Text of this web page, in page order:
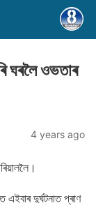
ঘৰলৈ ওভতাৰ
4 years ago
এইবাৰ দুৰ্ঘটনাত প্ৰাণ